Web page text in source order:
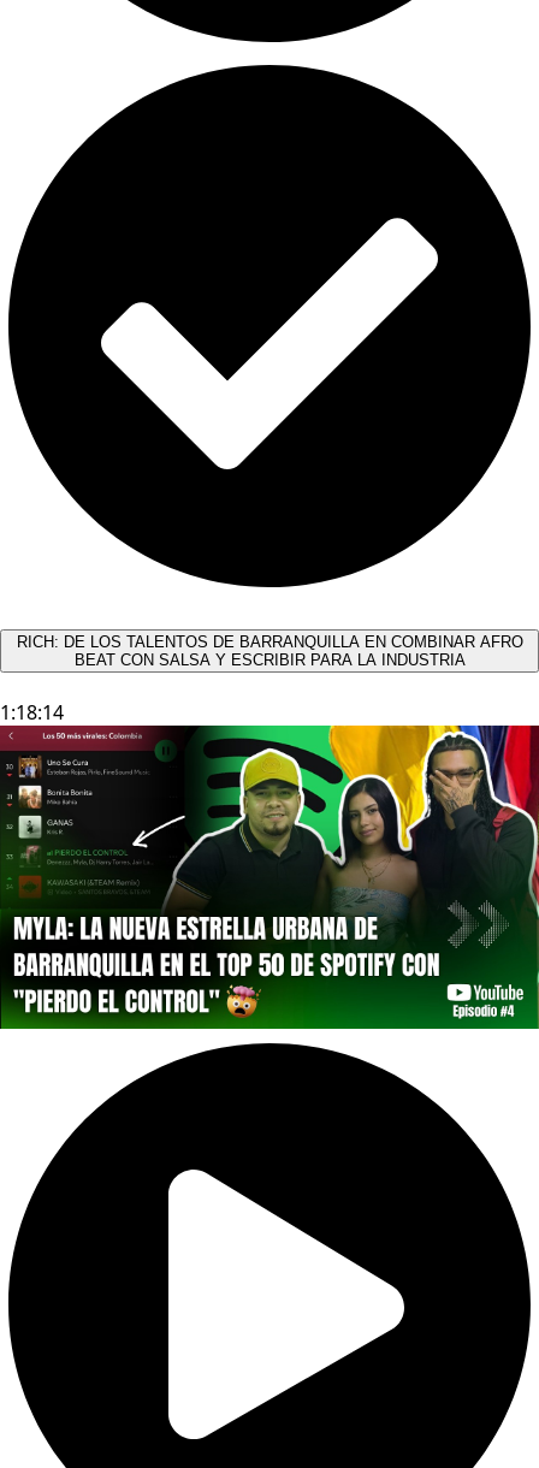
RICH: DE LOS TALENTOS DE BARRANQUILLA EN COMBINAR AFRO
BEAT CON SALSA Y ESCRIBIR PARA LA INDUSTRIA
1:18:14